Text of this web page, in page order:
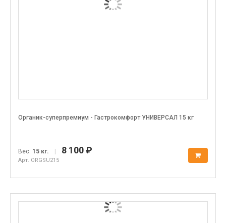
Органик-суперпремиум - Гастрокомфорт УНИВЕРСАЛ 15 кг
Вес: 15 кг. 8 100 ₽
Арт. ORGSU215